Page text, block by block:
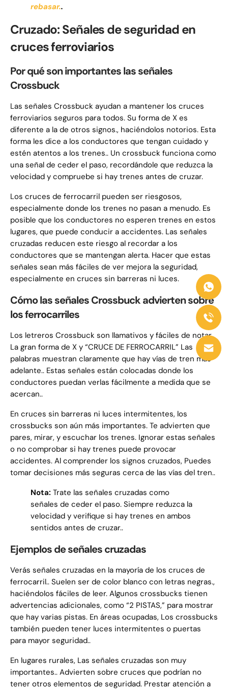
rebasar..
Cruzado: Señales de seguridad en
cruces ferroviarios
Por qué son importantes las señales
Crossbuck
Las señales Crossbuck ayudan a mantener los cruces
ferroviarios seguros para todos. Su forma de X es
diferente a la de otros signos., haciéndolos notorios. Esta
forma les dice a los conductores que tengan cuidado y
estén atentos a los trenes.. Un crossbuck funciona como
una señal de ceder el paso, recordándole que reduzca la
velocidad y compruebe si hay trenes antes de cruzar.
Los cruces de ferrocarril pueden ser riesgosos,
especialmente donde los trenes no pasan a menudo. Es
posible que los conductores no esperen trenes en estos
lugares, que puede conducir a accidentes. Las señales
cruzadas reducen este riesgo al recordar a los
conductores que se mantengan alerta. Hacer que estas
señales sean más fáciles de ver mejora la seguridad,
especialmente en cruces sin barreras ni luces.
Cómo las señales Crossbuck advierten sobre
los ferrocarriles
Los letreros Crossbuck son llamativos y fáciles de notar..
La gran forma de X y “CRUCE DE FERROCARRIL” Las
palabras muestran claramente que hay vías de tren más
adelante.. Estas señales están colocadas donde los
conductores puedan verlas fácilmente a medida que se
acercan..
En cruces sin barreras ni luces intermitentes, los
crossbucks son aún más importantes. Te advierten que
pares, mirar, y escuchar los trenes. Ignorar estas señales
o no comprobar si hay trenes puede provocar
accidentes. Al comprender los signos cruzados, Puedes
tomar decisiones más seguras cerca de las vías del tren..
Nota: Trate las señales cruzadas como
señales de ceder el paso. Siempre reduzca la
velocidad y verifique si hay trenes en ambos
sentidos antes de cruzar..
Ejemplos de señales cruzadas
Verás señales cruzadas en la mayoría de los cruces de
ferrocarril.. Suelen ser de color blanco con letras negras.,
haciéndolos fáciles de leer. Algunos crossbucks tienen
advertencias adicionales, como “2 PISTAS,” para mostrar
que hay varias pistas. En áreas ocupadas, Los crossbucks
también pueden tener luces intermitentes o puertas
para mayor seguridad..
En lugares rurales, Las señales cruzadas son muy
importantes.. Advierten sobre cruces que podrían no
tener otros elementos de seguridad. Prestar atención a